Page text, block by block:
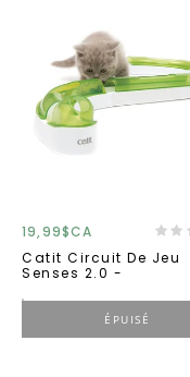
19,99$CA
Catit Circuit De Jeu
Senses 2.0 -
ÉPUISÉ